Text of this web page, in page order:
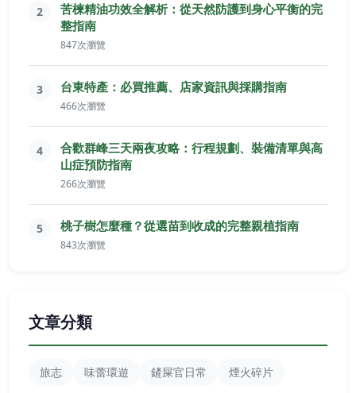
2
苦楝精油功效全解析：從天然防護到身心平衡的完
整指南
847次瀏覽
3 台東特產：必買推薦、店家資訊與採購指南
466次瀏覽
4
合歡群峰三天兩夜攻略：行程規劃、裝備清單與高
山症預防指南
266次瀏覽
5 桃子樹怎麼種？從選苗到收成的完整親植指南
843次瀏覽
文章分類
旅志 味蕾環遊 鏟屎官日常 煙火碎片